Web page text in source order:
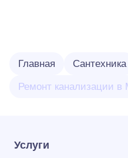
Главная Сантехника
Ремонт канализации в
Услуги